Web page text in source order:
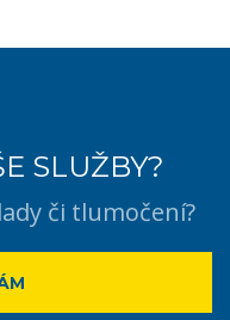
SLUŽBY?
či tlumočení?